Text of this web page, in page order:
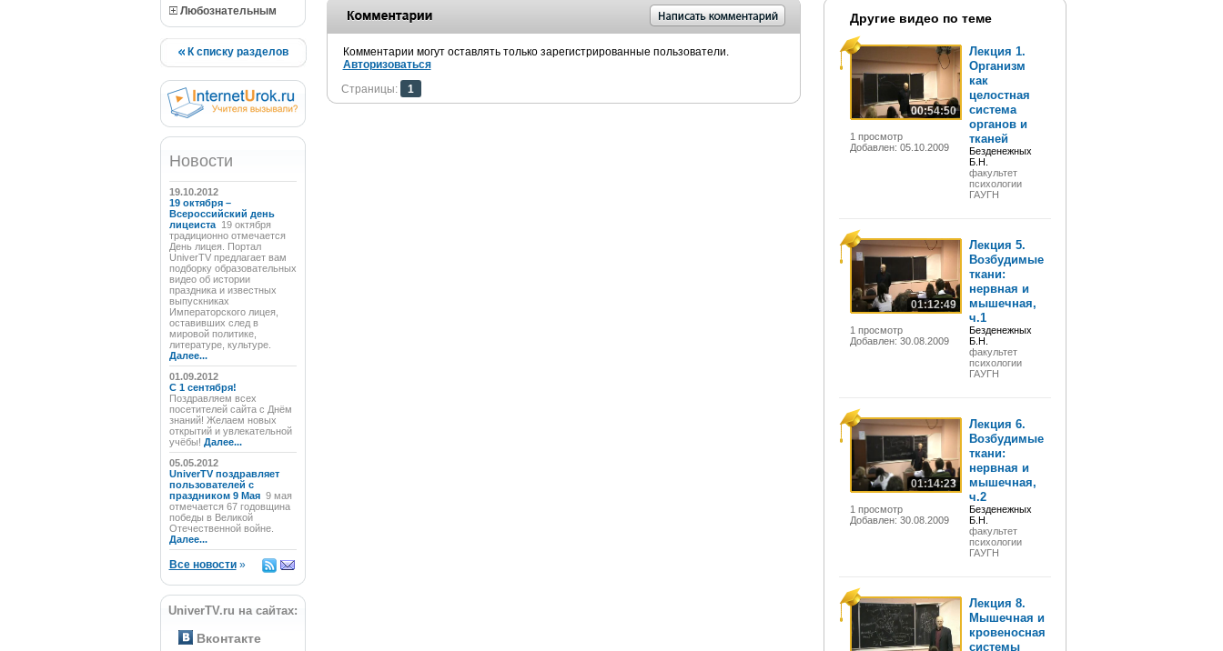
Любознательным
К списку разделов
Новости
19.10.2012
19 октября –
Всероссийский день
лицеиста 19 октября
традиционно отмечается
День лицея. Портал
UniverTV предлагает вам
подборку образовательных
видео об истории
праздника и известных
выпускниках
Императорского лицея,
оставивших след в
мировой политике,
литературе, культуре.
Далее...
01.09.2012
C 1 сентября!
Поздравляем всех
посетителей сайта с Днём
знаний! Желаем новых
открытий и увлекательной
учёбы! Далее...
05.05.2012
UniverTV поздравляет
пользователей с
праздником 9 Мая 9 мая
отмечается 67 годовщина
победы в Великой
Отечественной войне.
Далее...
Все новости»
UniverTV.ru на сайтах:
Вконтакте
Комментарии могут оставлять только зарегистрированные пользователи.
Авторизоваться
Страницы:
1
Другие видео по теме
00:54:50
1 просмотр
Добавлен: 05.10.2009
Лекция 1.
Организм
как
целостная
система
органов и
тканей
Безденежных
Б.Н.
факультет
психологии
ГАУГН
01:12:49
1 просмотр
Добавлен: 30.08.2009
Лекция 5.
Возбудимые
ткани:
нервная и
мышечная,
ч.1
Безденежных
Б.Н.
факультет
психологии
ГАУГН
01:14:23
1 просмотр
Добавлен: 30.08.2009
Лекция 6.
Возбудимые
ткани:
нервная и
мышечная,
ч.2
Безденежных
Б.Н.
факультет
психологии
ГАУГН
Лекция 8.
Мышечная и
кровеносная
системы